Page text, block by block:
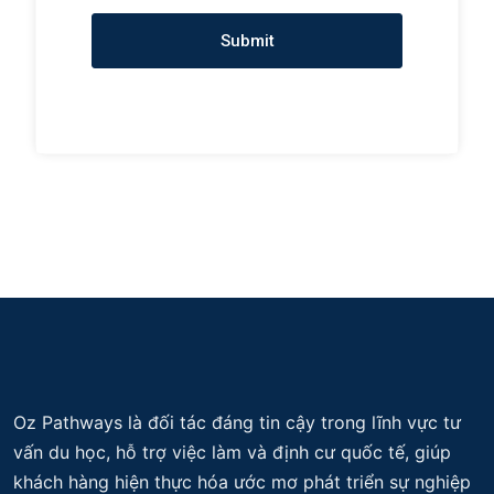
Oz Pathways là đối tác đáng tin cậy trong lĩnh vực tư
vấn du học, hỗ trợ việc làm và định cư quốc tế, giúp
khách hàng hiện thực hóa ước mơ phát triển sự nghiệp